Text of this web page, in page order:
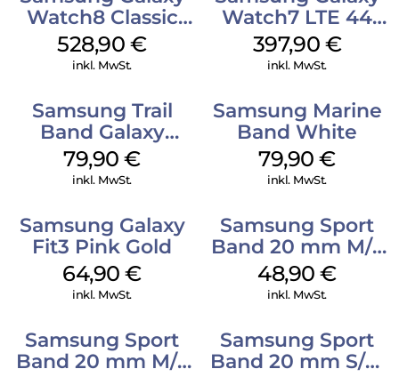
Watch8 Classic
Black
528,90€
inkl. MwSt.
Watch7 LTE 44
mm Green
397,90 €
inkl. MwSt.
Samsung Trail
Band Galaxy
Watch Ultra
Orange
79,90€
inkl. MwSt.
Samsung Marine
Band White
79,90€
inkl. MwSt.
Samsung Galaxy
Fit3 Pink Gold
64,90€
inkl. MwSt.
Samsung Sport
Band 20 mm M/L
Galaxy Watch
Series Silber
48,90€
inkl. MwSt.
Samsung Sport
Band 20 mm M/L
Samsung Sport
Band 20 mm S/M